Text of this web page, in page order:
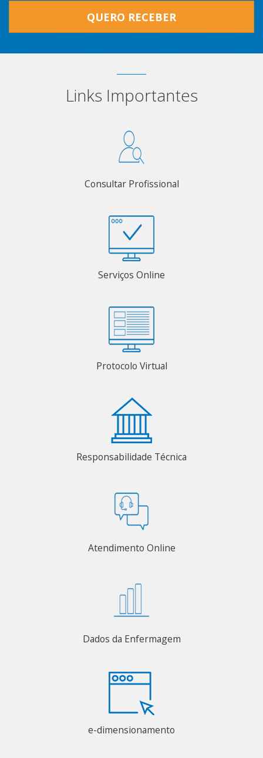
QUERO RECEBER
Links Importantes
Consultar Profissional
Serviços Online
Protocolo Virtual
Responsabilidade Técnica
Atendimento Online
Dados da Enfermagem
e-dimensionamento